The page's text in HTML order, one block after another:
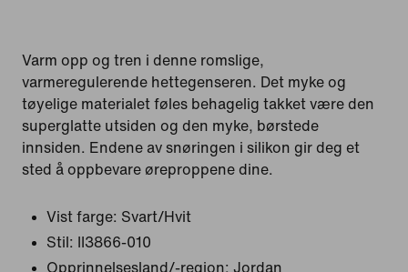
Varm opp og tren i denne romslige,
varmeregulerende hettegenseren. Det myke og
tøyelige materialet føles behagelig takket være den
superglatte utsiden og den myke, børstede
innsiden. Endene av snøringen i silikon gir deg et
sted å oppbevare øreproppene dine.
Vist farge: Svart/Hvit
Stil:
II3866-010
Opprinnelsesland/-region: Jordan